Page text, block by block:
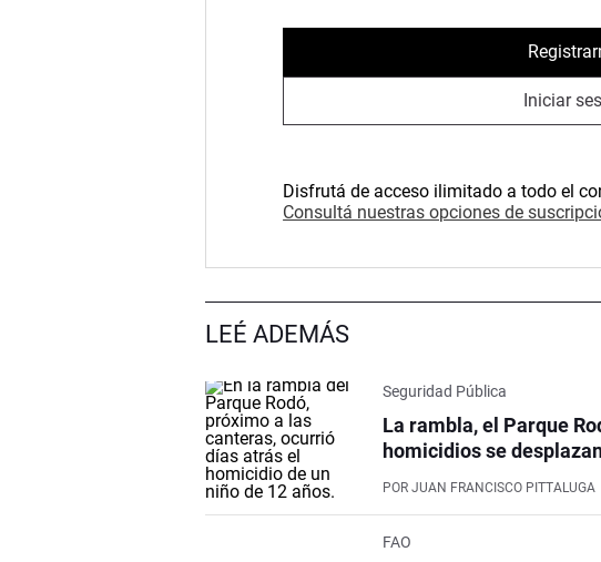
Iniciar
Disfrutá de acceso ilimitado a todo el
Consultá nuestras opciones de
LEÉ ADEMÁS
Seguridad Pública
La rambla, el Parque
homicidios se
POR JUAN FRANCISCO PITTALUGA
FAO